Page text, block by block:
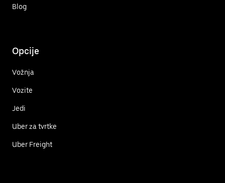
Blog
Opcije
Vožnja
Vozite
Jedi
Uber za tvrtke
Uber Freight